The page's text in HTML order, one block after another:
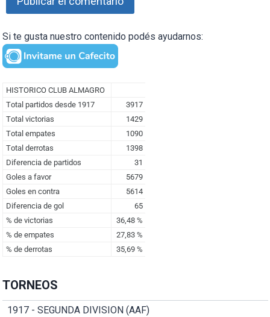
Si te gusta nuestro contenido podés ayudarnos:
TORNEOS
1917 - SEGUNDA DIVISION (AAF)